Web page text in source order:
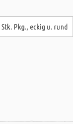
Pkg., eckig u. rund